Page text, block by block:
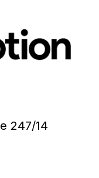
247/14